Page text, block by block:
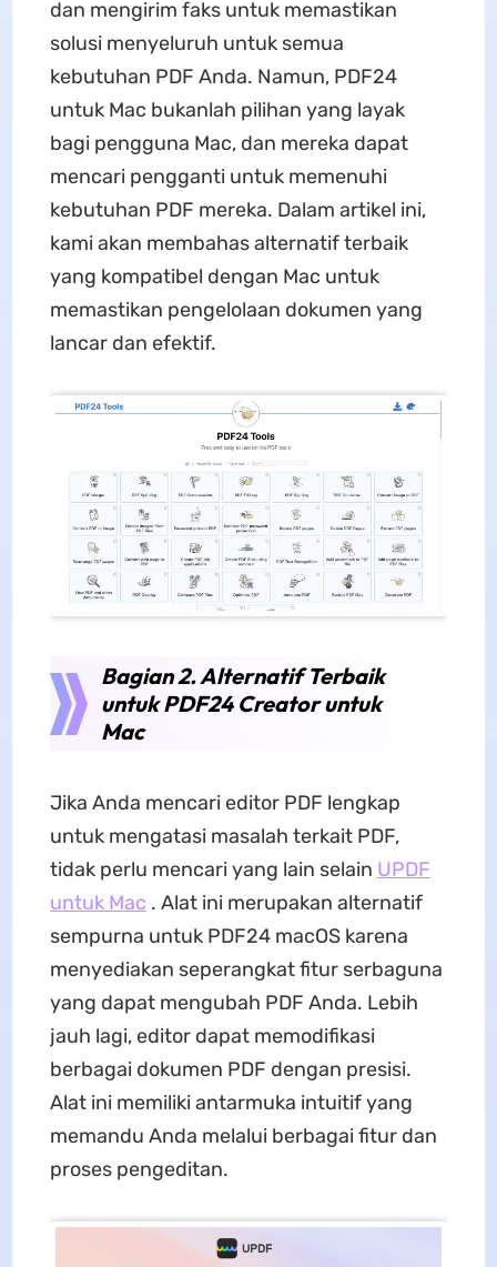
dan mengirim faks untuk memastikan
solusi menyeluruh untuk semua
kebutuhan PDF Anda. Namun, PDF24
untuk Mac bukanlah pilihan yang layak
bagi pengguna Mac, dan mereka dapat
mencari pengganti untuk memenuhi
kebutuhan PDF mereka. Dalam artikel ini,
kami akan membahas alternatif terbaik
yang kompatibel dengan Mac untuk
memastikan pengelolaan dokumen yang
lancar dan efektif.
Bagian 2. Alternatif Terbaik
untuk PDF24 Creator untuk
Mac
Jika Anda mencari editor PDF lengkap
untuk mengatasi masalah terkait PDF,
tidak perlu mencari yang lain selain UPDF
untuk Mac . Alat ini merupakan alternatif
sempurna untuk PDF24 macOS karena
menyediakan seperangkat fitur serbaguna
yang dapat mengubah PDF Anda. Lebih
jauh lagi, editor dapat memodifikasi
berbagai dokumen PDF dengan presisi.
Alat ini memiliki antarmuka intuitif yang
memandu Anda melalui berbagai fitur dan
proses pengeditan.